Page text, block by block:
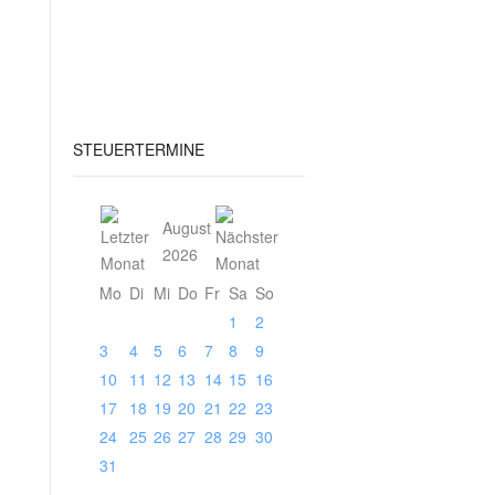
STEUERTERMINE
August
2026
Mo Di Mi Do Fr Sa So
1
2
3
4 5 6 7 8
9
10
11 12 13 14 15 16
17
18 19 20 21 22 23
24 25 26 27 28 29 30
31